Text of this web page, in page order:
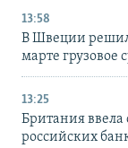
13:58
В Швеции
марте грузовое
13:25
Британия
российских